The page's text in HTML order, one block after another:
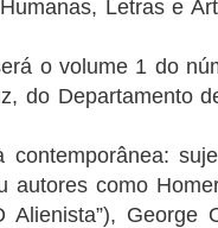
Letras e
o volume 1 do
do Departamento
como
Alienista”), George